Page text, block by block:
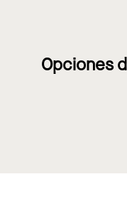
Opciones